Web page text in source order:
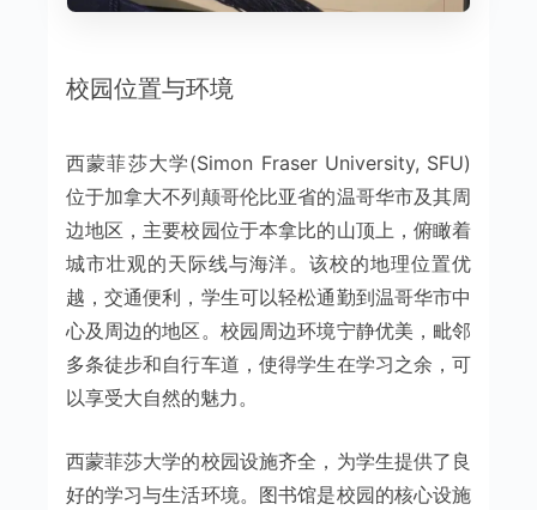
校园位置与环境
西蒙菲莎大学(Simon Fraser University, SFU)
位于加拿大不列颠哥伦比亚省的温哥华市及其周
边地区，主要校园位于本拿比的山顶上，俯瞰着
城市壮观的天际线与海洋。该校的地理位置优
越，交通便利，学生可以轻松通勤到温哥华市中
心及周边的地区。校园周边环境宁静优美，毗邻
多条徒步和自行车道，使得学生在学习之余，可
以享受大自然的魅力。
西蒙菲莎大学的校园设施齐全，为学生提供了良
好的学习与生活环境。图书馆是校园的核心设施